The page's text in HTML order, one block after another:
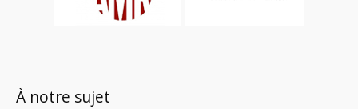
À notre sujet